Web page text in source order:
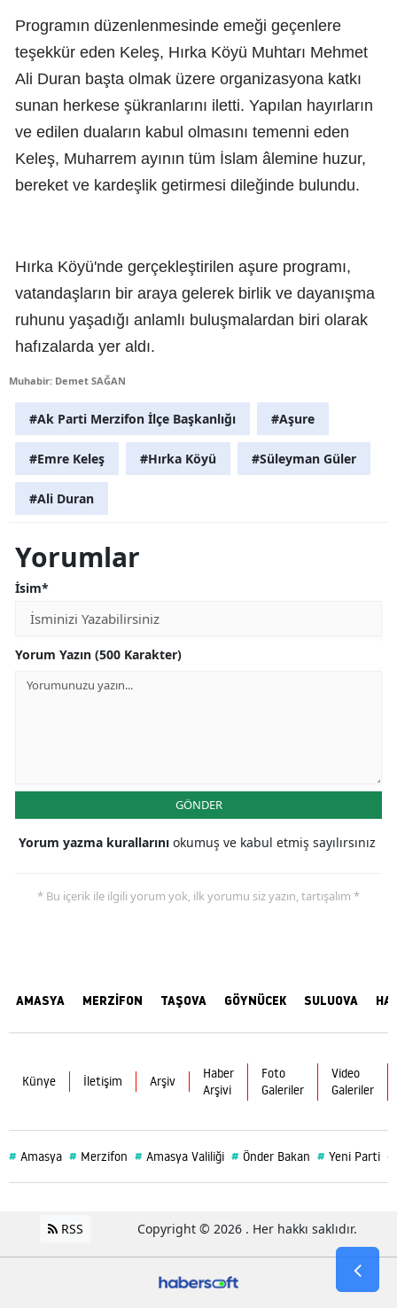
Programın düzenlenmesinde emeği geçenlere
teşekkür eden Keleş, Hırka Köyü Muhtarı Mehmet
Ali Duran başta olmak üzere organizasyona katkı
sunan herkese şükranlarını iletti. Yapılan hayırların
ve edilen duaların kabul olmasını temenni eden
Keleş, Muharrem ayının tüm İslam âlemine huzur,
bereket ve kardeşlik getirmesi dileğinde bulundu.
Hırka Köyü'nde gerçekleştirilen aşure programı,
vatandaşların bir araya gelerek birlik ve dayanışma
ruhunu yaşadığı anlamlı buluşmalardan biri olarak
hafızalarda yer aldı.
Muhabir: Demet SAĞAN
#Ak Parti Merzifon İlçe Başkanlığı #Aşure
#Emre Keleş #Hırka Köyü #Süleyman Güler
#Ali Duran
Yorumlar
İsim*
Yorum Yazın (500 Karakter)
GÖNDER
Yorum yazma kurallarını okumuş ve kabul etmiş sayılırsınız
* Bu içerik ile ilgili yorum yok, ilk yorumu siz yazın, tartışalım *
AMASYA MERZİFON TAŞOVA GÖYNÜCEK SULUOVA
Künye İletişim Arşiv
Haber
Arşivi
Foto
Galeriler
Video
Galeriler
# Amasya # Merzifon # Amasya Valiliği # Önder Bakan # Yeni Parti #
RSS Copyright © 2026 . Her hakkı saklıdır.